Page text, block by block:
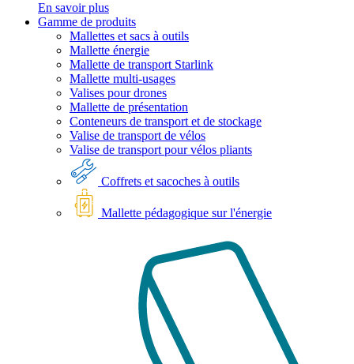
En savoir plus
Gamme de produits
Mallettes et sacs à outils
Mallette énergie
Mallette de transport Starlink
Mallette multi-usages
Valises pour drones
Mallette de présentation
Conteneurs de transport et de stockage
Valise de transport de vélos
Valise de transport pour vélos pliants
Coffrets et sacoches à outils
Mallette pédagogique sur l'énergie